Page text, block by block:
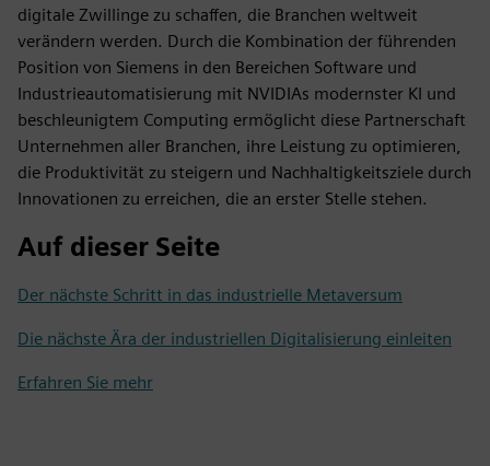
digitale Zwillinge zu schaffen, die Branchen weltweit
verändern werden. Durch die Kombination der führenden
Position von Siemens in den Bereichen Software und
Industrieautomatisierung mit NVIDIAs modernster KI und
beschleunigtem Computing ermöglicht diese Partnerschaft
Unternehmen aller Branchen, ihre Leistung zu optimieren,
die Produktivität zu steigern und Nachhaltigkeitsziele durch
Innovationen zu erreichen, die an erster Stelle stehen.
Auf dieser Seite
Der nächste Schritt in das industrielle Metaversum
Die nächste Ära der industriellen Digitalisierung einleiten
Erfahren Sie mehr